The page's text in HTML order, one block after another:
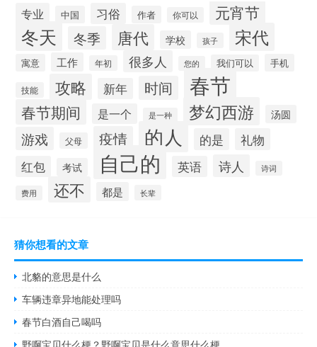
专业 中国 习俗 作者 你可以 元宵节
冬天 冬季 唐代 学校 孩子 宋代
寓意 工作 年初 很多人 您的 我们可以 手机
技能 攻略 新年 时间 春节
春节期间 是一个 是一种 梦幻西游 汤圆
游戏 父母 疫情 的人 的是 礼物
红包 考试 自己的 英语 诗人 诗词
费用 还不 都是 长辈
猜你想看的文章
北貉的意思是什么
车辆违章异地能处理吗
春节白酒自己喝吗
野啊宝贝什么梗？野啊宝贝是什么意思什么梗